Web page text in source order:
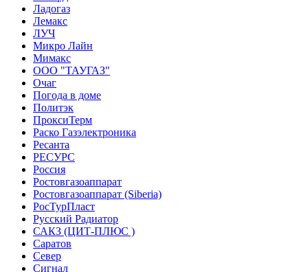
Ладогаз
Лемакс
ЛУЧ
Микро Лайн
Мимакс
ООО "ТАУГАЗ"
Очаг
Погода в доме
Политэк
ПроксиТерм
Раско Газэлектроника
Ресанта
РЕСУРС
Россия
Ростовгазоаппарат
Ростовгазоаппарат (Siberia)
РосТурПласт
Русский Радиатор
САКЗ (ЦИТ-ПЛЮС )
Саратов
Север
Сигнал